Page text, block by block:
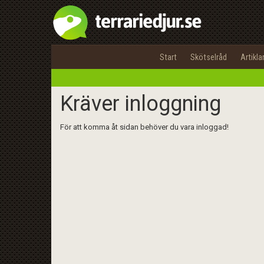
Start Skötselråd Artiklar
Kräver inloggning
För att komma åt sidan behöver du vara inloggad!